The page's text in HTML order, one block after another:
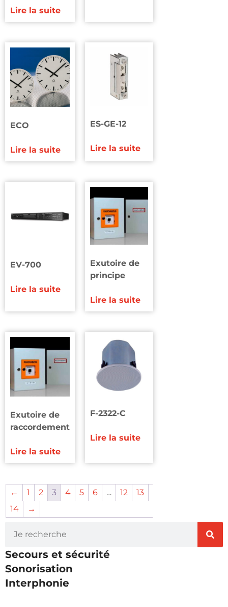
Lire la suite
ECO
Lire la suite
ES-GE-12
Lire la suite
EV-700
Lire la suite
Exutoire de
principe
Lire la suite
Exutoire de
raccordement
Lire la suite
F-2322-C
Lire la suite
← 1 2 3 4 5 6 … 12
13
14
→
Secours et sécurité
Sonorisation
Interphonie